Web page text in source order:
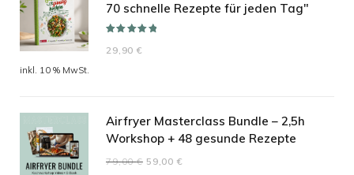
70 schnelle Rezepte für jeden Tag"
5.00 von 5
29,90€
inkl. 10 % MwSt.
Airfryer Masterclass Bundle – 2,5h
Workshop + 48 gesunde Rezepte
79,00€ Ursprünglicher
59,00 €